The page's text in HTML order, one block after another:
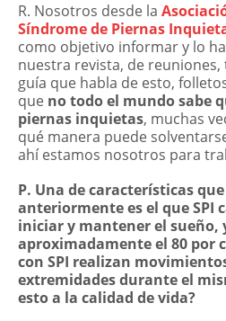
R. Nosotros desde la
Síndrome de Piernas
como objetivo informar y lo
nuestra revista, de
guía que habla de esto,
que no todo el mundo sabe
piernas inquietas, muchas
qué manera puede
ahí estamos nosotros para
P. Una de características
anteriormente es el que SPI
iniciar y mantener el sueño,
aproximadamente el 80 por
con SPI realizan
extremidades durante el
esto a la calidad de vida?